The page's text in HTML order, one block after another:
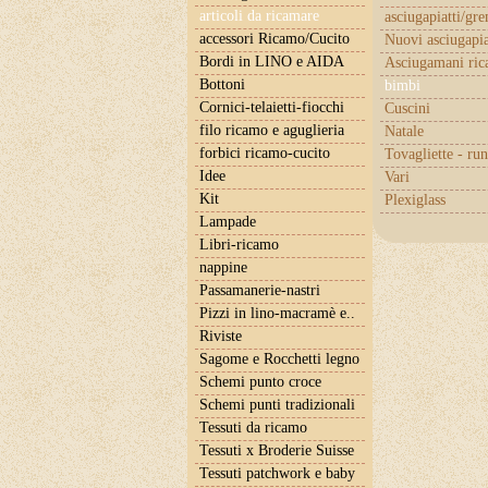
articoli da ricamare
asciugapiatti/
Nuovi
Asciugamani
bimbi
Cuscini
Natale
Tovagliette -
Vari
Plexiglass
accessori Ricamo/Cucito
Bordi in LINO e AIDA
Bottoni
Cornici-telaietti-fiocchi
filo ricamo e aguglieria
forbici ricamo-cucito
Idee
Kit
Lampade
Libri-ricamo
nappine
Passamanerie-nastri
Pizzi in lino-macramè e..
Riviste
Sagome e Rocchetti legno
Schemi punto croce
Schemi punti tradizionali
Tessuti da ricamo
Tessuti x Broderie Suisse
Tessuti patchwork e baby